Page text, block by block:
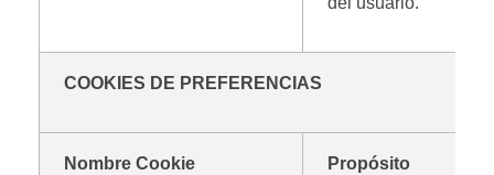
COOKIES DE PREFERENCIAS
Nombre Cookie Propósito